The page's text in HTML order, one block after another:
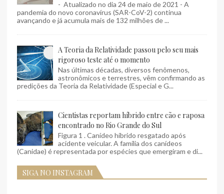
- Atualizado no dia 24 de maio de 2021 - A
pandemia do novo coronavírus (SAR-CoV-2) continua
avançando e já acumula mais de 132 milhões de ...
A Teoria da Relatividade passou pelo seu mais
rigoroso teste até o momento
Nas últimas décadas, diversos fenômenos,
astronômicos e terrestres, vêm confirmando as
predições da Teoria da Relatividade (Especial e G...
Cientistas reportam híbrido entre cão e raposa
encontrado no Rio Grande do Sul
Figura 1 . Canídeo híbrido resgatado após
acidente veicular. A família dos canídeos
(Canidae) é representada por espécies que emergiram e di...
SIGA NO INSTAGRAM